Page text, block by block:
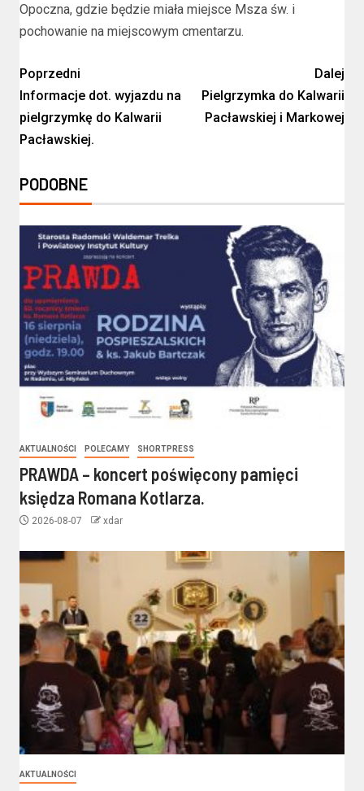
Opoczna, gdzie będzie miała miejsce Msza św. i
pochowanie na miejscowym cmentarzu.
Poprzedni
Informacje dot. wyjazdu na
pielgrzymkę do Kalwarii
Pacławskiej.
Dalej
Pielgrzymka do Kalwarii
Pacławskiej i Markowej
PODOBNE
AKTUALNOŚCI POLECAMY SHORTPRESS
PRAWDA – koncert poświęcony pamięci
księdza Romana Kotlarza.
2026-08-07 xdar
AKTUALNOŚCI